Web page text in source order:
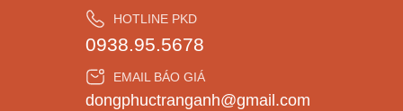
HOTLINE PKD
0938.95.5678
EMAIL BÁO GIÁ
dongphuctranganh@gmail.com